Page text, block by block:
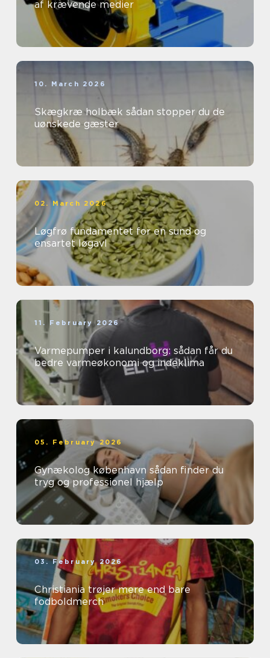
af krævende medier
10. March 2026
Skægkræ holbæk sådan stopper du de
uønskede gæster
02. March 2026
Løgfrø fundamentet for en sund og
ensartet løgavl
11. February 2026
Varmepumper i kalundborg: sådan får du
bedre varmeøkonomi og indeklima
05. February 2026
Gynækolog københavn sådan finder du
tryg og professionel hjælp
03. February 2026
Christiania trøjer mere end bare
fodboldmerch